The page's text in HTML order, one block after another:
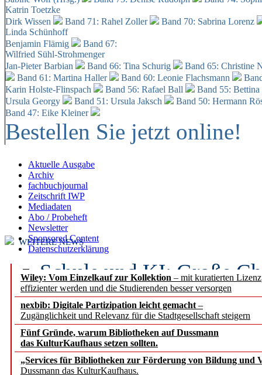
Katrin Toetzke
Dirk Wissen
Band 71: Rahel Zoller
Band 70: Sabrina Lorenz
Linda Schünhoff
Benjamin Flämig
Band 67:
Wilfried Sühl-Strohmenger
Jan-Pieter Barbian
Band 66: Tina Schurig
Band 65: Christine
Band 61: Martina Haller
Band 60: Leonie Flachsmann
Karin Holste-Flinspach
Band 56: Rafael Ball
Band 55:
Ursula Georgy
Band 51: Ursula Jaksch Band 50: Hermann
Band 47: Eike Kleiner
Bestellen Sie jetzt online!
Aktuelle Ausgabe
Archiv
fachbuchjournal
Zeitschrift IWP
Mediadaten
Abo / Probeheft
Newsletter
Sponsored Content
Datenschutzerklärung
Wiley: Vom Einzelkauf zur Kollektion – mit kuratierten
effizienter werden und die Studierenden besser versorgen
nexbib: Digitale Partizipation leicht gemacht –
Zugänglichkeit und Relevanz für die Stadtgesellschaft steigern
Fünf Gründe, warum Bibliotheken auf Dussmann
das KulturKaufhaus setzen sollten.
„Services für Bibliotheken zur Förderung von Bildung und
Dussmann das KulturKaufhaus.
WEITERE NEWS
Schule und KI: Große
Voraussetzungen
Erfolgreiches erstes
Segment Research –